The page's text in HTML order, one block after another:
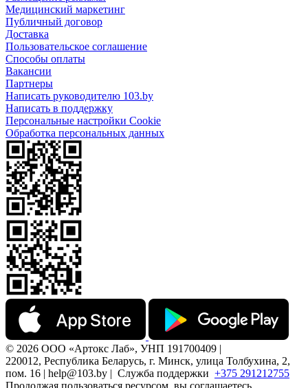
Медицинский маркетинг
Публичный договор
Доставка
Пользовательское соглашение
Способы оплаты
Вакансии
Партнеры
Написать руководителю 103.by
Написать в поддержку
Персональные настройки Cookie
Обработка персональных данных
© 2026 ООО «Артокс Лаб», УНП 191700409 |
220012, Республика Беларусь, г. Минск, улица Толбухина, 2,
пом. 16 | help@103.by | Служба поддержки +375 291212755
Продолжая пользоваться ресурсом, вы соглашаетесь